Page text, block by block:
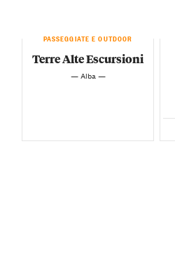
PASSEGGIATE E OUTDOOR
Terre Alte Escursioni
— Alba —